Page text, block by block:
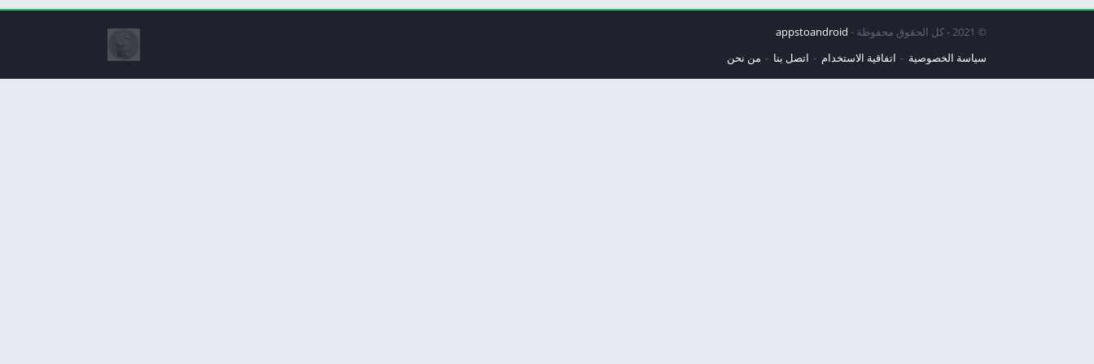
© 2021 - كل الحقوق محفوظة -
appstoandroid
سياسة الخصوصية
اتفاقية الاستخدام اتصل بنا من نحن